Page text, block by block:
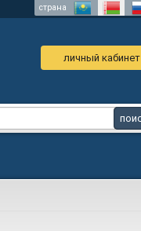
страна
личный кабинет